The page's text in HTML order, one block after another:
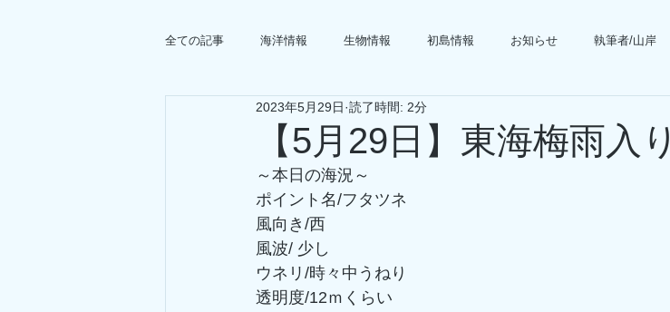
全ての記事 海洋情報 生物情報 初島情報 お知らせ 執筆者/山岸
【5月29日】東海梅雨入り
2023年5月29日 読了時間: 2分
～本日の海況～
ポイント名/フタツネ
風向き/西
風波/ 少し
ウネリ/時々中うねり
透明度/12ｍくらい